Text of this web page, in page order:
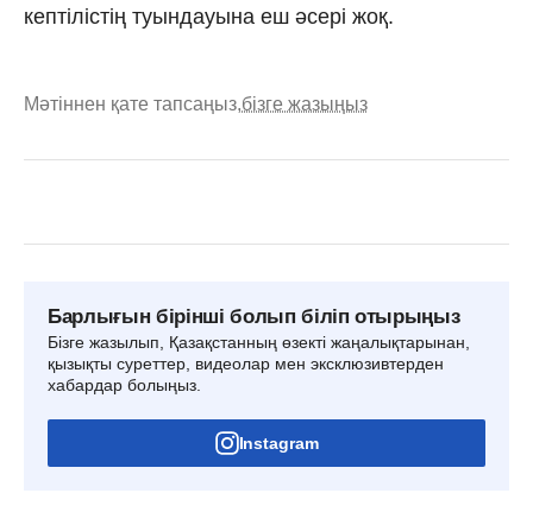
кептілістің туындауына еш әсері жоқ.
Мәтіннен қате тапсаңыз,бізге жазыңыз
Барлығын бірінші болып біліп отырыңыз
Бізге жазылып, Қазақстанның өзекті жаңалықтарынан,
қызықты суреттер, видеолар мен эксклюзивтерден
хабардар болыңыз.
Instagram